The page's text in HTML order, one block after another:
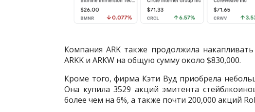
Компания ARK также продолжила
ARKK и ARKW на общую сумму около $830,000.
Кроме того, фирма Кэти Вуд приобрела
Она купила 3529 акций эмитента
более чем на 6%, а также почти 200,000 акций